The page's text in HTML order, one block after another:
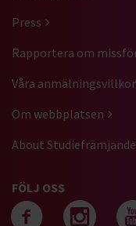
Press
Rapportera om
Våra anmälningsvillkor
Om webbplatsen
About
FÖLJ OSS